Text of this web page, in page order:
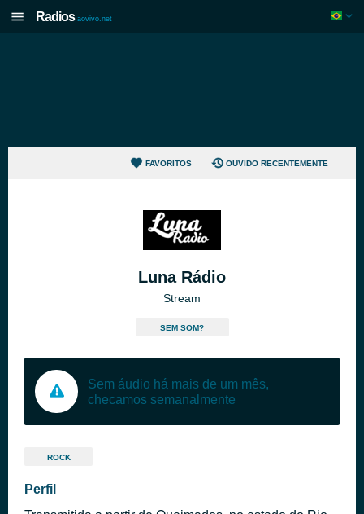
Radios aovivo.net
FAVORITOS OUVIDO RECENTEMENTE
Luna Rádio
Stream
SEM SOM?
Sem áudio há mais de um mês,
checamos semanalmente
ROCK
Perfil